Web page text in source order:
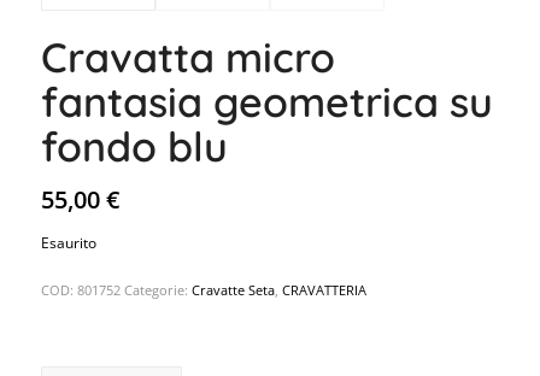
Cravatta micro
fantasia geometrica su
fondo blu
55,00€
Esaurito
COD: 801752 Categorie: Cravatte Seta, CRAVATTERIA